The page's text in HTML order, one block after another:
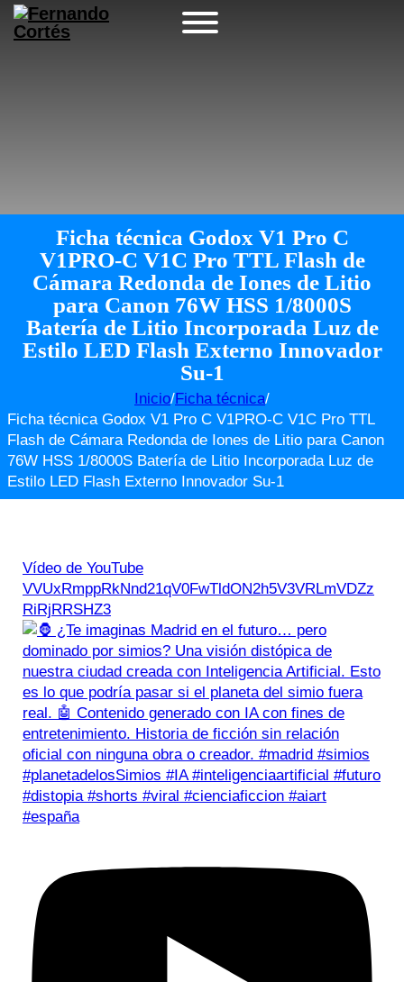
Ficha técnica Godox V1 Pro C
V1PRO-C V1C Pro TTL Flash de
Cámara Redonda de Iones de Litio
para Canon 76W HSS 1/8000S
Batería de Litio Incorporada Luz de
Estilo LED Flash Externo Innovador
Su-1
Inicio/Ficha técnica/
Ficha técnica Godox V1 Pro C V1PRO-C V1C Pro TTL
Flash de Cámara Redonda de Iones de Litio para Canon
76W HSS 1/8000S Batería de Litio Incorporada Luz de
Estilo LED Flash Externo Innovador Su-1
Vídeo de YouTube
VVUxRmppRkNnd21qV0FwTldON2h5V3VRLmVDZz
RiRjRRSHZ3